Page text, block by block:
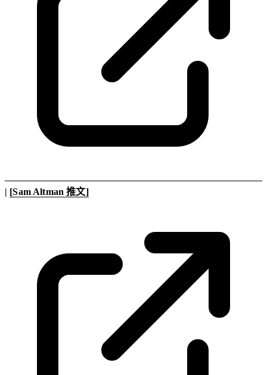
| [Sam Altman 推文]